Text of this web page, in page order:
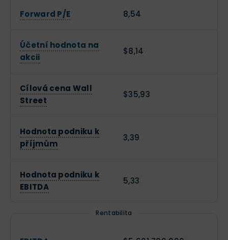
Forward P/E 8,54
Účetní hodnota na
akcii
$8,14
Cílová cena Wall
Street
$35,93
Hodnota podniku k
příjmům
3,39
Hodnota podniku k
EBITDA
5,33
Rentabilita